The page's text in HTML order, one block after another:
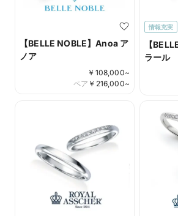
【BELLE NOBLE】Anoa ア
ノア
￥ 108,000~
￥ 216,000~
ペア
情報充実
【
ラール